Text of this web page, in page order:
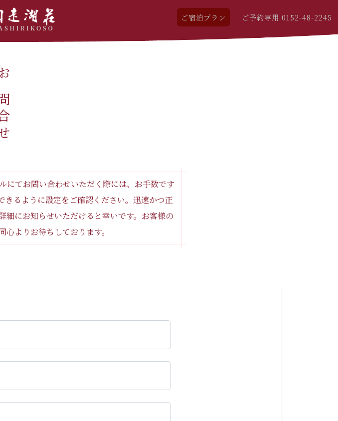
ご宿泊プラン ご予約専用 0152-48-2245
せ
にてお問い合わせいただく際には、お手数です
るように設定をご確認ください。迅速かつ正
細にお知らせいただけると幸いです。お客様の
よりお待ちしております。